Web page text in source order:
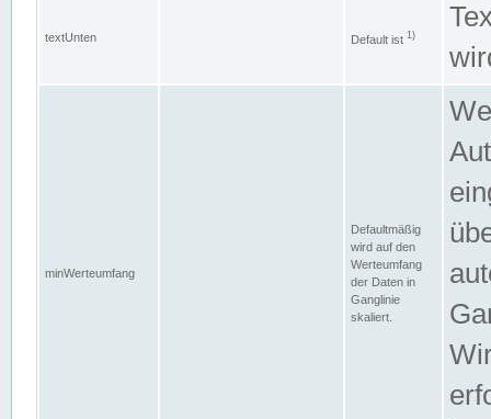
textUnten Default ist 1)
minWerteumfang
Defaultmäßig
wird auf den
Werteumfang
der Daten in
Ganglinie
skaliert.